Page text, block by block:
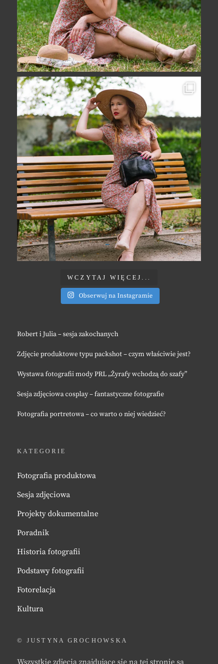
WCZYTAJ WIĘCEJ...
Obserwuj na Instagramie
Robert i Julia – sesja zakochanych
Zdjęcie produktowe typu packshot – czym właściwie jest?
Wystawa fotografii mody PRL „Żyrafy wchodzą do szafy”
Sesja zdjęciowa cosplay – fantastyczne fotografie
Fotografia portretowa – co warto o niej wiedzieć?
KATEGORIE
Fotografia produktowa
Sesja zdjęciowa
Projekty dokumentalne
Poradnik
Historia fotografii
Podstawy fotografii
Fotorelacja
Kultura
© JUSTYNA GROCHOWSKA
Wszystkie zdjęcia znajdujące się na tej stronie są